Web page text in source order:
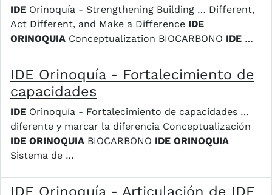
IDE Orinoquía - Strengthening Building … Different,
Act Different, and Make a Difference IDE
ORINOQUIA Conceptualization BIOCARBONO IDE …
IDE Orinoquía - Fortalecimiento de
capacidades
IDE Orinoquía - Fortalecimiento de capacidades …
diferente y marcar la diferencia Conceptualización
IDE ORINOQUIA BIOCARBONO IDE ORINOQUIA
Sistema de …
IDE Orinoquía - Articulación de IDE